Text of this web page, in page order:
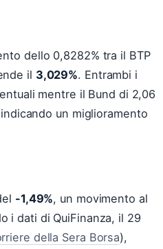
dello 0,8282% tra il BTP
il 3,029%. Entrambi i
mentre il Bund di 2,06
un miglioramento
-1,49%, un movimento al
i dati di QuiFinanza, il 29
della Sera Borsa),